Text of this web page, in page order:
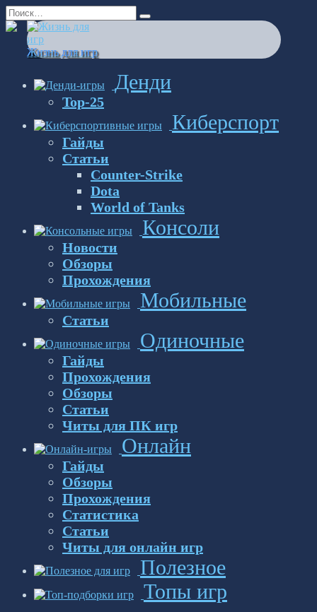
Перейти
к
содержанию
Search
for:
Жизнь для игр
Денди
Top-25
Киберспорт
Гайды
Статьи
Counter-Strike
Dota
World of Tanks
Консоли
Новости
Обзоры
Прохождения
Мобильные
Статьи
Одиночные
Гайды
Прохождения
Обзоры
Статьи
Читы для ПК игр
Онлайн
Гайды
Обзоры
Прохождения
Статистика
Статьи
Читы для онлайн игр
Полезное
Топы игр